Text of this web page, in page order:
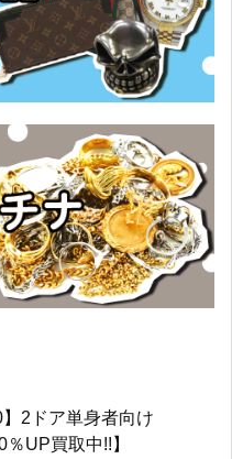
】2ドア単身者向け
UP買取中!!】